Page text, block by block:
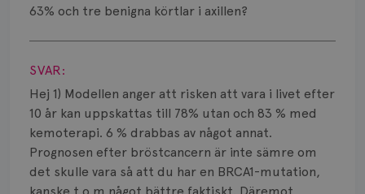
63% och tre benigna körtlar i axillen?
Visa svar
SVAR:
Hej 1) Modellen anger att risken att vara i livet efter
10 år kan uppskattas till 78% utan och 83 % med
kemoterapi. 6 % drabbas av något annat.
Prognosen efter bröstcancern är inte sämre om
det skulle vara så att du har en BRCA1-mutation,